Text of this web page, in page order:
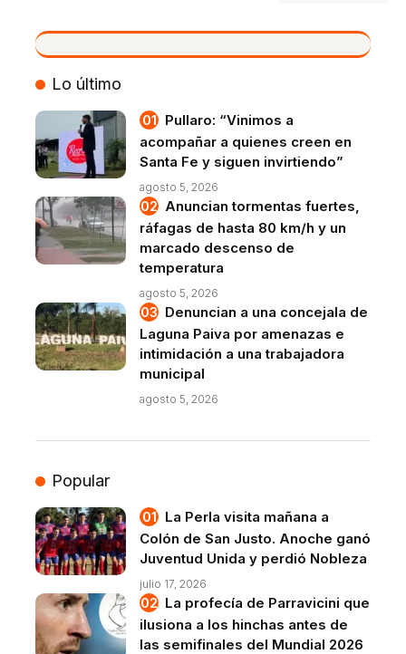
VIVO
Lo último
Pullaro: “Vinimos a
acompañar a quienes creen en
Santa Fe y siguen invirtiendo”
agosto 5, 2026
Anuncian tormentas fuertes,
ráfagas de hasta 80 km/h y un
marcado descenso de
temperatura
agosto 5, 2026
Denuncian a una concejala de
Laguna Paiva por amenazas e
intimidación a una trabajadora
municipal
agosto 5, 2026
Popular
La Perla visita mañana a
Colón de San Justo. Anoche ganó
Juventud Unida y perdió Nobleza
julio 17, 2026
La profecía de Parravicini que
ilusiona a los hinchas antes de
las semifinales del Mundial 2026